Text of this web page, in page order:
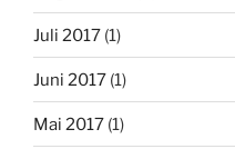
Juli 2017 (1)
Juni 2017 (1)
Mai 2017 (1)